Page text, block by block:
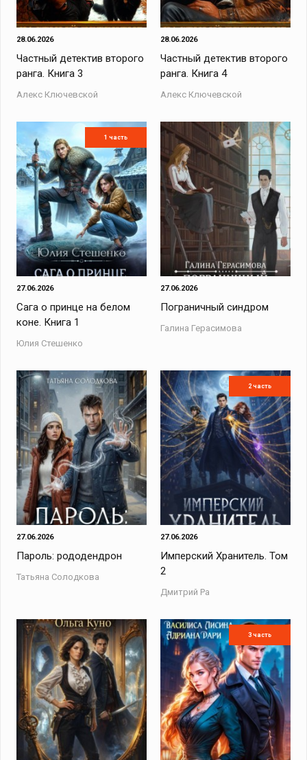
28.06.2026
Частный детектив второго
ранга. Книга 3
Алекс Ключевской
28.06.2026
Частный детектив второго
ранга. Книга 4
Алекс Ключевской
1 часть
27.06.2026
Сага о принце на белом
коне. Книга 1
Юлия Стешенко
27.06.2026
Пограничный синдром
Галина Герасимова
27.06.2026
Пароль: рододендрон
Татьяна Солодкова
2 часть
27.06.2026
Имперский Хранитель. Том
2
Дмитрий Ра
3 часть